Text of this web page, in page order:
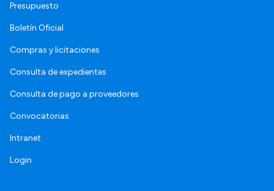
Presupuesto
Boletín Oficial
Compras y licitaciones
Consulta de expedientes
Consulta de pago a proveedores
Convocatorias
Intranet
Login